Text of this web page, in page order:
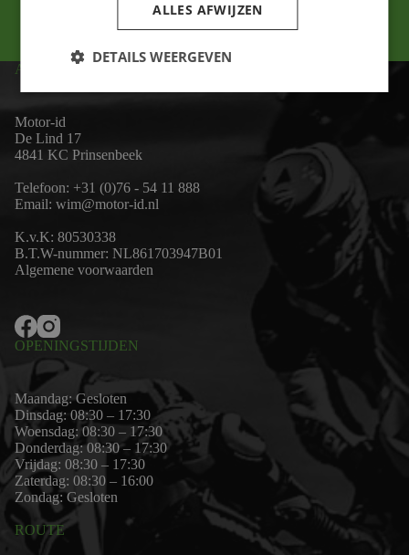
ADRES
Motor-id
De Lind 17
4841 KC Prinsenbeek
Telefoon: +31 (0)76 - 54 11 888
Email: wim@motor-id.nl
K.v.K: 80530338
B.T.W-nummer: NL861703947B01
Algemene voorwaarden
OPENINGSTIJDEN
Maandag: Gesloten
Dinsdag: 08:30 – 17:30
Woensdag: 08:30 – 17:30
Donderdag: 08:30 – 17:30
Vrijdag: 08:30 – 17:30
Zaterdag: 08:30 – 16:00
Zondag: Gesloten
ROUTE
ALLES AFWIJZEN
DETAILS WEERGEVEN